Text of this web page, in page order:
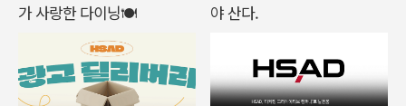
가 사랑한 다이닝🍽️
야 산다.